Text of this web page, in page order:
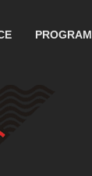
PROGRAM